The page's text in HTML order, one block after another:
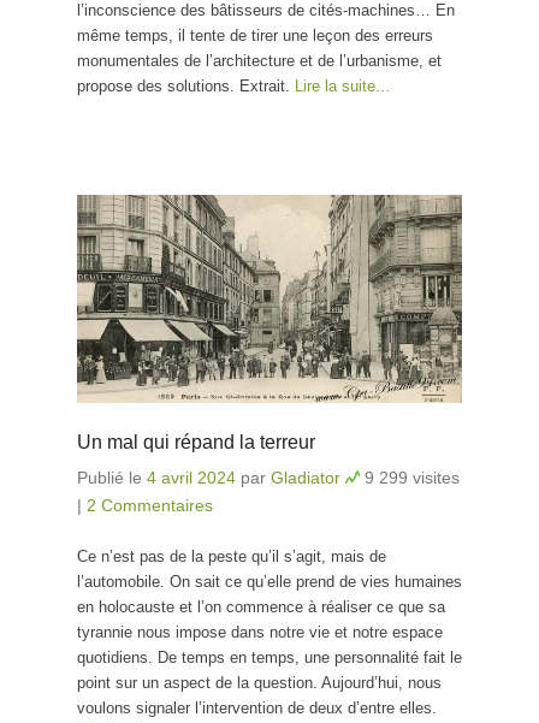
l’inconscience des bâtisseurs de cités-machines… En
même temps, il tente de tirer une leçon des erreurs
monumentales de l’architecture et de l’urbanisme, et
propose des solutions. Extrait. Lire la suite…
Un mal qui répand la terreur
Publié le 4 avril 2024 par Gladiator
9 299 visites
| 2 Commentaires
Ce n’est pas de la peste qu’il s’agit, mais de
l’automobile. On sait ce qu’elle prend de vies humaines
en holocauste et l’on commence à réaliser ce que sa
tyrannie nous impose dans notre vie et notre espace
quotidiens. De temps en temps, une personnalité fait le
point sur un aspect de la question. Aujourd’hui, nous
voulons signaler l’intervention de deux d’entre elles.